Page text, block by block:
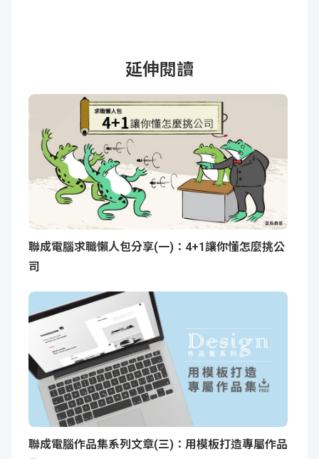
延伸閱讀
聯成電腦求職懶人包分享(一)：4+1讓你懂怎麼挑公
司
聯成電腦作品集系列文章(三)：用模板打造專屬作品